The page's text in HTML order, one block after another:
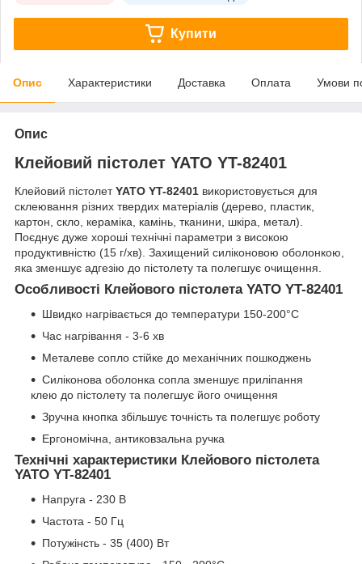
Купити
Опис Характеристики Доставка Оплата Умови
Опис
Клейовий пістолет YATO YT-82401
Клейовий пістолетYATO YT-82401 використовується для
склеювання різних твердих матеріалів (дерево, пластик,
картон, скло, кераміка, камінь, тканини, шкіра, метал).
Поєднує дуже хороші технічні параметри з високою
продуктивністю (15 г/хв). Захищений силіконовою оболонкою,
яка зменшує адгезію до пістолету та полегшує очищення.
Особливості Клейового пістолета YATO YT-82401
Швидко нагрівається до температури 150-200°С
Час нагрівання - 3-6 хв
Металеве сопло стійке до механічних пошкоджень
Силіконова оболонка сопла зменшує приліпання
клею до пістолету та полегшує його очищення
Зручна кнопка збільшує точність та полегшує роботу
Ергономічна, антиковзальна ручка
Технічні характеристики Клейового пістолета
YATO YT-82401
Напруга - 230 В
Частота - 50 Гц
Потужінсть - 35 (400) Вт